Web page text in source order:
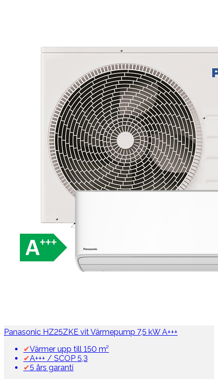
Panasonic HZ25ZKE vit Värmepump 7,5 kW A+++
✔Värmer upp till 150 m²
✔A+++ / SCOP 5,3
✔5 års garanti